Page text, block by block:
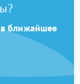
в ближайшее